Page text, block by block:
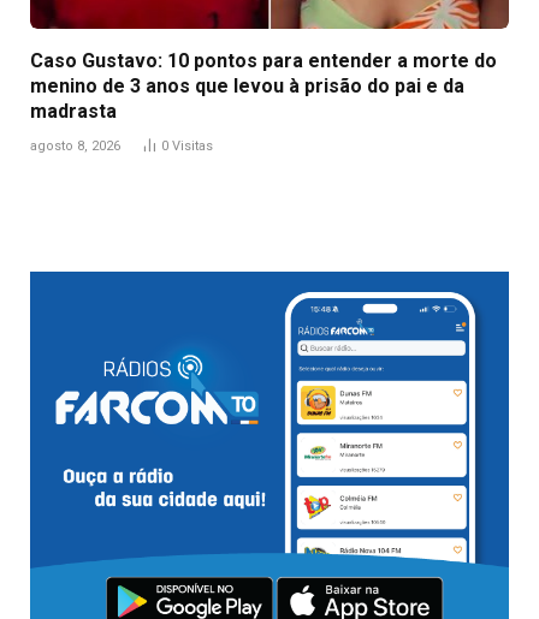
Caso Gustavo: 10 pontos para entender a morte do
menino de 3 anos que levou à prisão do pai e da
madrasta
agosto 8, 2026 0 Visitas